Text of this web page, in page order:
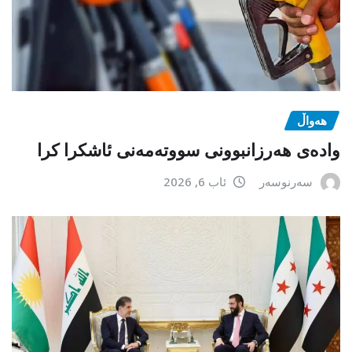
هەواڵ
وادەی هەرزانبوونی سووتەمەنی ئاشکرا کرا
سەرنوسەر ئاب 6, 2026